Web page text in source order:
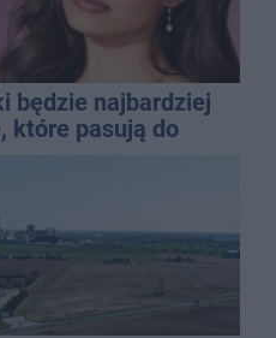
będzie najbardziej
które pasują do